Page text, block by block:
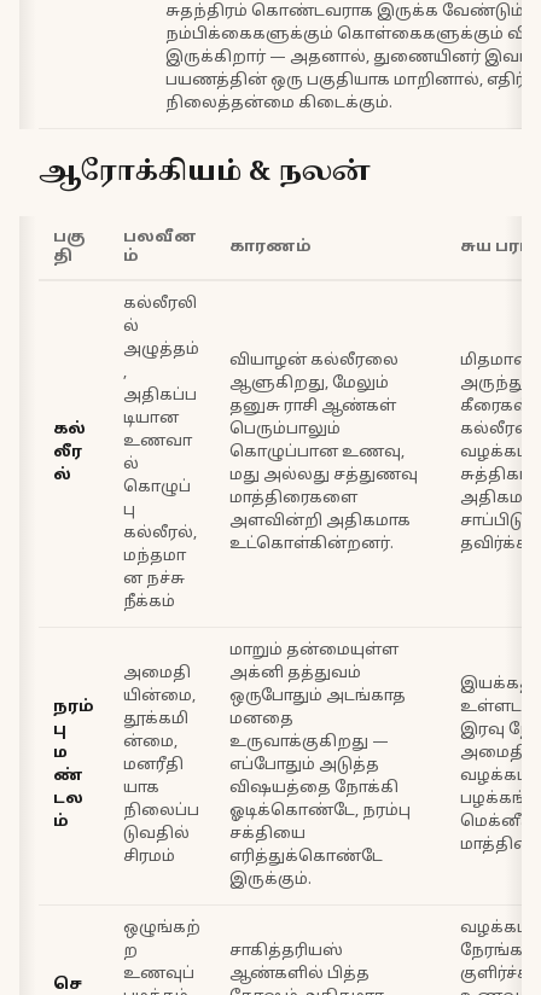
சுதந்திரம் கொண்டவராக இருக்க
நம்பிக்கைகளுக்கும் கொள்கைகளுக்கும்
இருக்கிறார் — அதனால், துணையினர்
பயணத்தின் ஒரு பகுதியாக மாறினால்,
நிலைத்தன்மை கிடைக்கும்.
ஆரோக்கியம் & நலன்
பகு
தி
பலவீன
ம்
காரணம் சுய
கல்
லீர
ல்
கல்லீரலி
ல்
அழுத்தம்
,
அதிகப்ப
டியான
உணவா
ல்
கொழுப்
பு
கல்லீரல்,
மந்தமா
ன நச்சு
நீக்கம்
வியாழன் கல்லீரலை
ஆளுகிறது, மேலும்
தனுசு ராசி ஆண்கள்
பெரும்பாலும்
கொழுப்பான உணவு,
மது அல்லது சத்துணவு
மாத்திரைகளை
அளவின்றி அதிகமாக
உட்கொள்கின்றனர்.
மிதமான
கீரைகள்;
நரம்
பு
ம
ண்
டல
ம்
அமைதி
யின்மை,
தூக்கமி
ன்மை,
மனரீதி
யாக
நிலைப்ப
டுவதில்
சிரமம்
மாறும் தன்மையுள்ள
அக்னி தத்துவம்
ஒருபோதும் அடங்காத
மனதை
உருவாக்குகிறது —
எப்போதும் அடுத்த
விஷயத்தை நோக்கி
ஓடிக்கொண்டே, நரம்பு
சக்தியை
எரித்துக்கொண்டே
இருக்கும்.
இரவு
செ
ஒழுங்கற்
ற
உணவுப்
சாகித்தரியஸ்
ஆண்களில் பித்த